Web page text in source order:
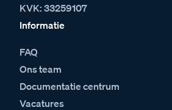
KVK: 33259107
Informatie
FAQ
Ons team
Documentatie centrum
Vacatures